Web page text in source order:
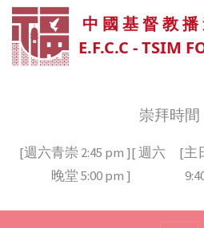
中 國 基 督 教
E.F.C.C - TSIM
崇拜時間
[週六青崇 2:45 pm ][ 週六
晚堂 5:00 pm ]
[主